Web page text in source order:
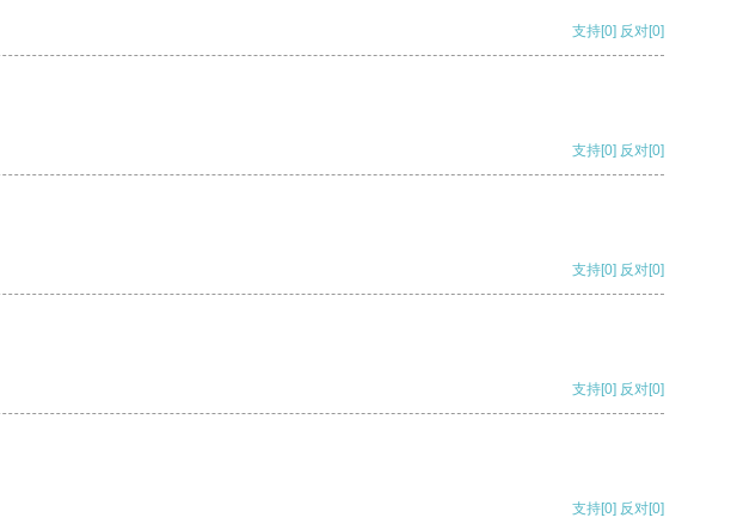
支持[0] 反对[0]
支持[0] 反对[0]
支持[0] 反对[0]
支持[0] 反对[0]
支持[0] 反对[0]